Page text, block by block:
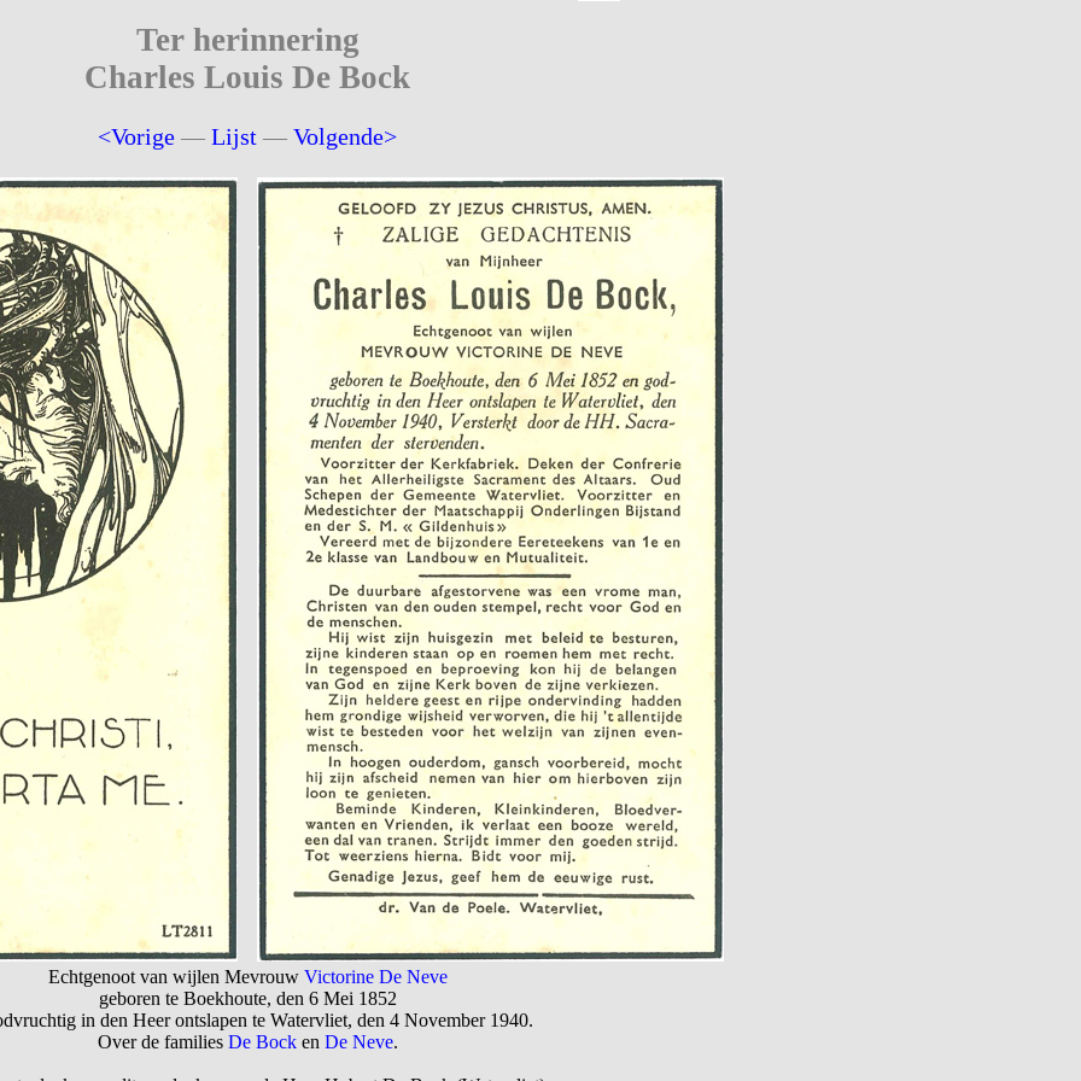
Ter herinnering
Charles Louis De Bock
<Vorige —Lijst —Volgende>
Echtgenoot van wijlen Mevrouw Victorine De Neve
geboren te Boekhoute, den 6 Mei 1852
in den Heer ontslapen te Watervliet, den 4 November 1940.
Over de families De Bocken De Neve.